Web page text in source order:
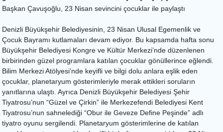
Başkan Çavuşoğlu, 23 Nisan sevincini çocuklar ile paylaştı
Denizli Büyükşehir Belediyesinin, 23 Nisan Ulusal Egemenlik ve
Çocuk Bayramı kutlamaları devam ediyor. Bu kapsamda hafta sonu
Büyükşehir Belediyesi Kongre ve Kültür Merkezi’nde düzenlenen
birbirinden güzel programlara katılan çocuklar gönüllerince eğlendi.
Bilim Merkezi Atölyesi’nde keyifli ve bilgi dolu anlara eşlik eden
çocuklar, planetaryum gösterimleriyle merak ettikleri soruların
yanıtlarına ulaştı. Ayrıca Denizli Büyükşehir Belediyesi Şehir
Tiyatrosu’nun “Güzel ve Çirkin” ile Merkezefendi Belediyesi Kent
Tiyatrosu’nun sahnelediği “Obur ile Geveze Define Peşinde” adlı
tiyatro oyunu sergilendi. Planetaryum gösterimlerine de katılan